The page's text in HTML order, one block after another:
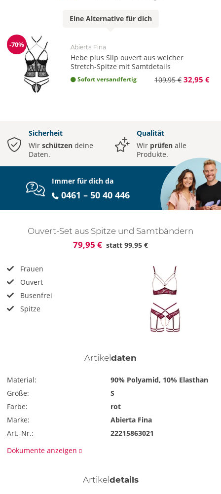
Eine Alternativefür dich
Reduzierung
-70% Abierta Fina
Hebe plus Slip ouvert aus weicher
Stretch-Spitze mit Samtdetails
Sofort versandfertig 109,95 € 32,95 €
Sicherheit
Wir schützen deine
Daten.
Qualität
Wir prüfen alle
Produkte.
Immer für dich da
0461 – 50 40 446
Ouvert-Set aus Spitze und Samtbändern
79,95 € statt 99,95 €
Frauen
Ouvert
Busenfrei
Spitze
Artikel daten
Material:
90% Polyamid, 10% Elasthan
Größe:
S
Farbe:
rot
Marke:
Abierta Fina
Art.-Nr.:
22215863021
Dokumente anzeigen
Artikel details